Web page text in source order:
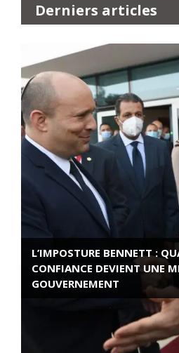
Derniers articles
L’IMPOSTURE BENNETT :
CONFIANCE DEVIENT UNE
GOUVERNEMENT
ROSE VALLAND, HEROÏNE DE